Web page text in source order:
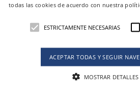
En aras de mejora de la
compañía ha puesto en marcha
Truckload, una solución para
tener prioridad a la hora de
los transportistas que trabajan
distintos clientes podrán
todas las cookies de acuerdo con nuestra
ESTRICTAMENTE NECESARIAS
ACEPTAR TODAS Y SEGUIR
MOSTRAR DETALLES